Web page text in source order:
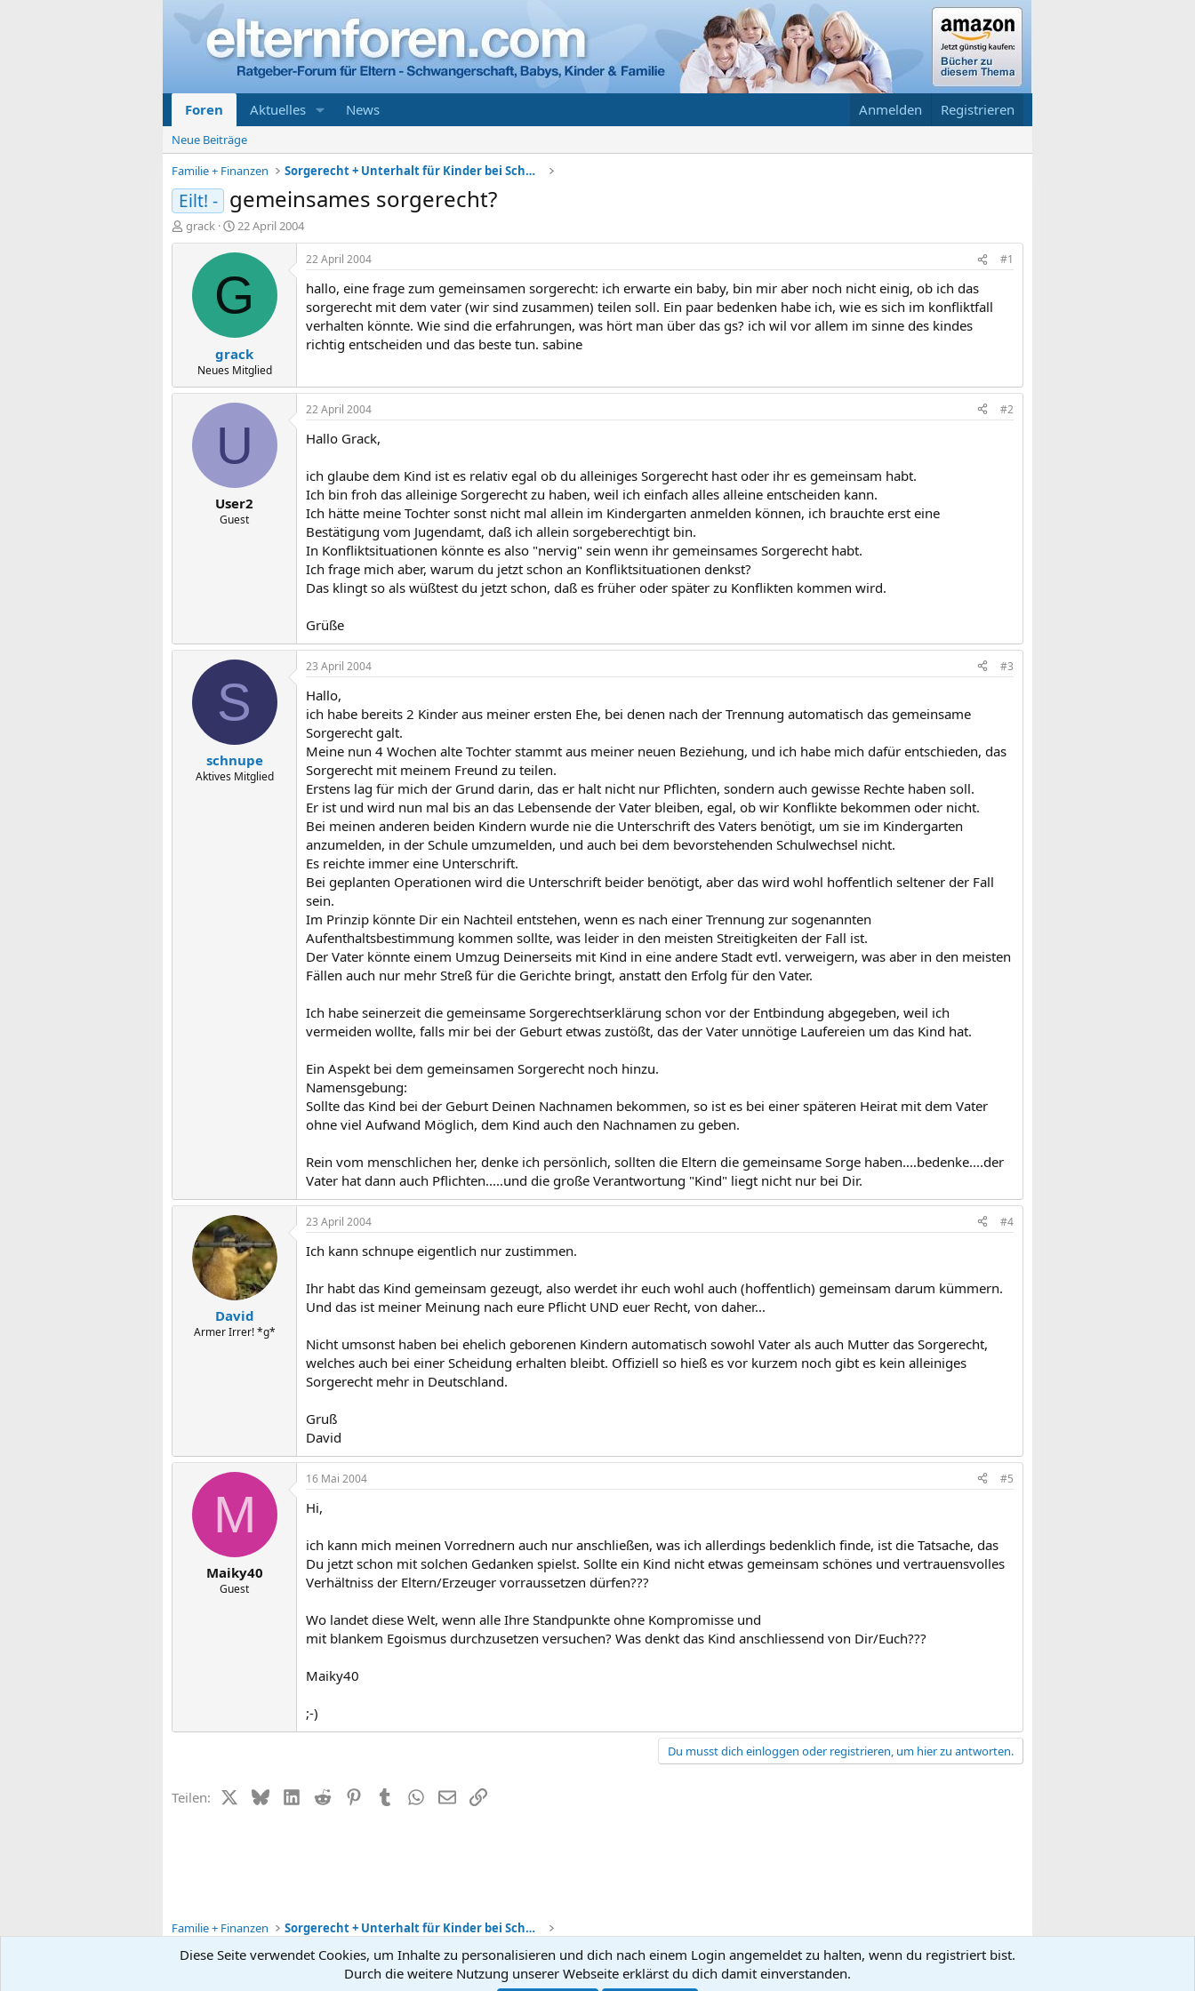
Foren Aktuelles News Anmelden Registrieren
Neue Beiträge
Familie + Finanzen
Sorgerecht + Unterhalt für Kinder bei Scheidung
Eilt! - gemeinsames sorgerecht?
E
r
grack
E
r
s
t
l
t
a
m
22 April 2004
G
grack
Neues Mitglied
22 April 2004 #1
hallo, eine frage zum gemeinsamen sorgerecht: ich erwarte ein baby, bin mir aber noch nicht einig, ob ich das
sorgerecht mit dem vater (wir sind zusammen) teilen soll. Ein paar bedenken habe ich, wie es sich im konfliktfall
verhalten könnte. Wie sind die erfahrungen, was hört man über das gs? ich wil vor allem im sinne des kindes
richtig entscheiden und das beste tun. sabine
U
User2
Guest
22 April 2004 #2
Hallo Grack,
ich glaube dem Kind ist es relativ egal ob du alleiniges Sorgerecht hast oder ihr es gemeinsam habt.
Ich bin froh das alleinige Sorgerecht zu haben, weil ich einfach alles alleine entscheiden kann.
Ich hätte meine Tochter sonst nicht mal allein im Kindergarten anmelden können, ich brauchte erst eine
Bestätigung vom Jugendamt, daß ich allein sorgeberechtigt bin.
In Konfliktsituationen könnte es also "nervig" sein wenn ihr gemeinsames Sorgerecht habt.
Ich frage mich aber, warum du jetzt schon an Konfliktsituationen denkst?
Das klingt so als wüßtest du jetzt schon, daß es früher oder später zu Konflikten kommen wird.
Grüße
S
schnupe
Aktives Mitglied
23 April 2004 #3
Hallo,
ich habe bereits 2 Kinder aus meiner ersten Ehe, bei denen nach der Trennung automatisch das gemeinsame
Sorgerecht galt.
Meine nun 4 Wochen alte Tochter stammt aus meiner neuen Beziehung, und ich habe mich dafür entschieden, das
Sorgerecht mit meinem Freund zu teilen.
Erstens lag für mich der Grund darin, das er halt nicht nur Pflichten, sondern auch gewisse Rechte haben soll.
Er ist und wird nun mal bis an das Lebensende der Vater bleiben, egal, ob wir Konflikte bekommen oder nicht.
Bei meinen anderen beiden Kindern wurde nie die Unterschrift des Vaters benötigt, um sie im Kindergarten
anzumelden, in der Schule umzumelden, und auch bei dem bevorstehenden Schulwechsel nicht.
Es reichte immer eine Unterschrift.
Bei geplanten Operationen wird die Unterschrift beider benötigt, aber das wird wohl hoffentlich seltener der Fall
sein.
Im Prinzip könnte Dir ein Nachteil entstehen, wenn es nach einer Trennung zur sogenannten
Aufenthaltsbestimmung kommen sollte, was leider in den meisten Streitigkeiten der Fall ist.
Der Vater könnte einem Umzug Deinerseits mit Kind in eine andere Stadt evtl. verweigern, was aber in den meisten
Fällen auch nur mehr Streß für die Gerichte bringt, anstatt den Erfolg für den Vater.
Ich habe seinerzeit die gemeinsame Sorgerechtserklärung schon vor der Entbindung abgegeben, weil ich
vermeiden wollte, falls mir bei der Geburt etwas zustößt, das der Vater unnötige Laufereien um das Kind hat.
Ein Aspekt bei dem gemeinsamen Sorgerecht noch hinzu.
Namensgebung:
Sollte das Kind bei der Geburt Deinen Nachnamen bekommen, so ist es bei einer späteren Heirat mit dem Vater
ohne viel Aufwand Möglich, dem Kind auch den Nachnamen zu geben.
Rein vom menschlichen her, denke ich persönlich, sollten die Eltern die gemeinsame Sorge haben....bedenke....der
Vater hat dann auch Pflichten.....und die große Verantwortung "Kind" liegt nicht nur bei Dir.
David
Armer Irrer! *g*
23 April 2004 #4
Ich kann schnupe eigentlich nur zustimmen.
Ihr habt das Kind gemeinsam gezeugt, also werdet ihr euch wohl auch (hoffentlich) gemeinsam darum kümmern.
Und das ist meiner Meinung nach eure Pflicht UND euer Recht, von daher...
Nicht umsonst haben bei ehelich geborenen Kindern automatisch sowohl Vater als auch Mutter das Sorgerecht,
welches auch bei einer Scheidung erhalten bleibt. Offiziell so hieß es vor kurzem noch gibt es kein alleiniges
Sorgerecht mehr in Deutschland.
Gruß
David
M
Maiky40
Guest
16 Mai 2004 #5
Hi,
ich kann mich meinen Vorrednern auch nur anschließen, was ich allerdings bedenklich finde, ist die Tatsache, das
Du jetzt schon mit solchen Gedanken spielst. Sollte ein Kind nicht etwas gemeinsam schönes und vertrauensvolles
Verhältniss der Eltern/Erzeuger vorraussetzen dürfen???
Wo landet diese Welt, wenn alle Ihre Standpunkte ohne Kompromisse und
mit blankem Egoismus durchzusetzen versuchen? Was denkt das Kind anschliessend von Dir/Euch???
Maiky40
;-)
Du musst dich einloggen oder registrieren, um hier zu antworten.
Teilen: X (Twitter)
BlueskyLinkedIn
Reddit PinterestTumblrWhatsApp
E-MailLink
Familie + Finanzen Sorgerecht + Unterhalt für Kinder bei Scheidung
Kontakt Nutzungsbedingungen Datenschutz
Diese Seite verwendet Cookies, um Inhalte zu personalisieren und dich nach einem Login angemeldet zu halten, wenn du registriert bist.
Durch die weitere Nutzung unserer Webseite erklärst du dich damit einverstanden.